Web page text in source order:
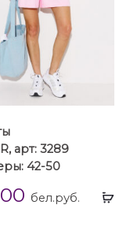
арт: 3289
42-50
бел.руб.